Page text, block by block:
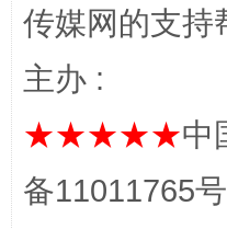
传媒网的支持
主办 :
★★★★★中
备11011765